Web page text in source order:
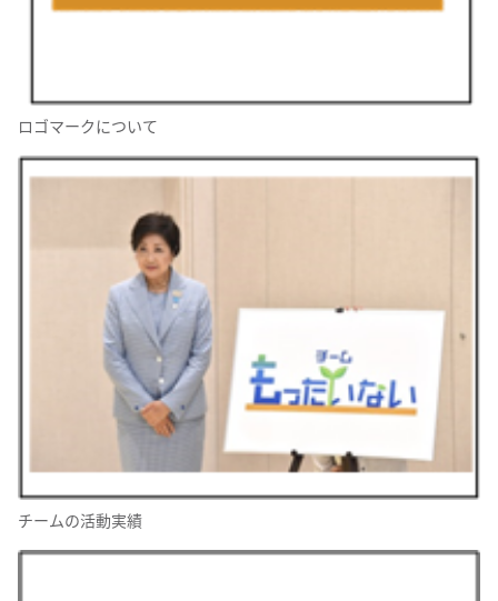
ロゴマークについて
チームの活動実績